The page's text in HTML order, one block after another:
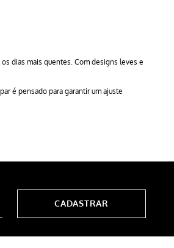
dias mais quentes. Com designs leves e
é pensado para garantir um ajuste
CADASTRAR